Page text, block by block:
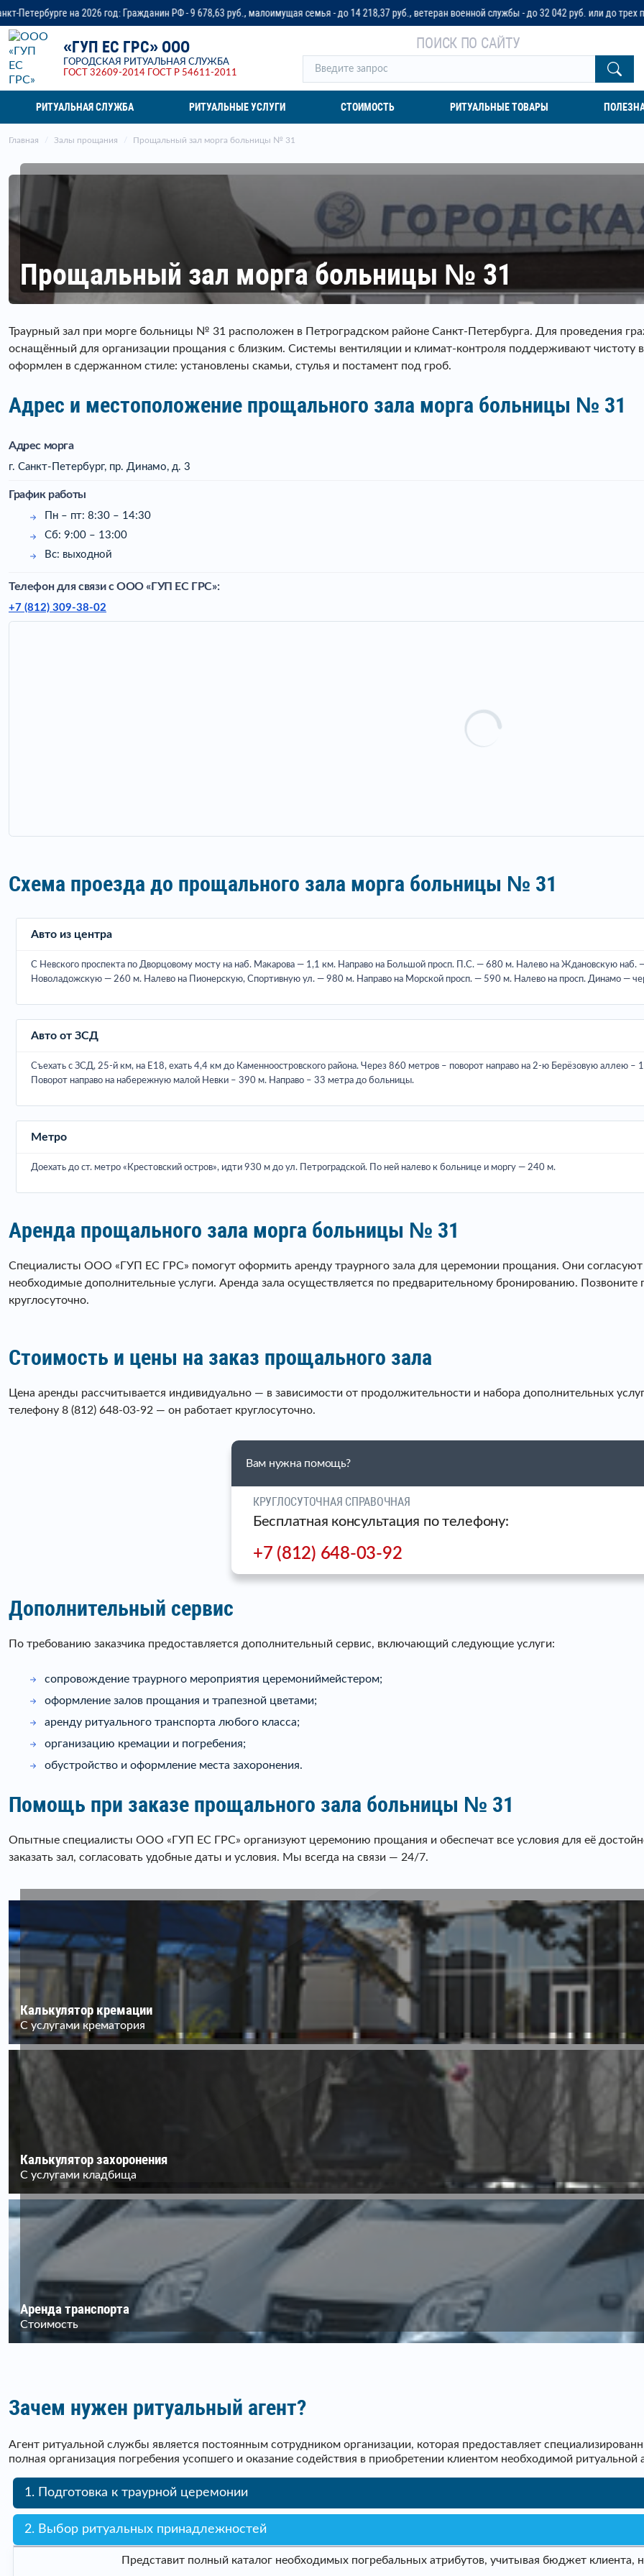
Гражданин РФ - 9 678,63 руб., малоимущая семья - до 14 218,37 руб., ветеран военной службы - до 32 042 руб. или до трех пенсионных окладов
«ГУП ЕС ГРС» ООО
ГОРОДСКАЯ РИТУАЛЬНАЯ СЛУЖБА
ГОСТ 32609-2014
ГОСТ Р 54611-2011
ПОИСК ПО САЙТУ
РИТУАЛЬНАЯ СЛУЖБА РИТУАЛЬНЫЕ УСЛУГИ СТОИМОСТЬ РИТУАЛЬНЫЕ ТОВАРЫ
Главная Залы прощания Прощальный зал морга больницы № 31
Прощальный зал морга больницы № 31
Траурный зал при морге больницы № 31 расположен в Петроградском районе Санкт-Петербурга. Для проведения
оснащённый для организации прощания с близким. Системы вентиляции и климат-контроля поддерживают чистоту
оформлен в сдержанном стиле: установлены скамьи, стулья и постамент под гроб.
Адрес и местоположение прощального зала морга больницы № 31
Адрес морга
г. Санкт-Петербург, пр. Динамо, д. 3
График работы
Пн – пт: 8:30 – 14:30
Сб: 9:00 – 13:00
Вс: выходной
Телефон для связи c ООО «ГУП ЕС ГРС»:
+7 (812) 309-38-02
Схема проезда до прощального зала морга больницы № 31
Авто из центра
С Невского проспекта по Дворцовому мосту на наб. Макарова — 1,1 км. Направо на Большой просп. П.С. — 680 м. Налево на Ждановскую
Новоладожскую — 260 м. Налево на Пионерскую, Спортивную ул. — 980 м. Направо на Морской просп. — 590 м. Налево на просп. Динамо —
Авто от ЗСД
Съехать с ЗСД, 25-й км, на Е18, ехать 4,4 км до Каменноостровского района. Через 860 метров – поворот направо на 2-ю Берёзовую аллею
Поворот направо на набережную малой Невки – 390 м. Направо – 33 метра до больницы.
Метро
Доехать до ст. метро «Крестовский остров», идти 930 м до ул. Петроградской. По ней налево к больнице и моргу — 240 м.
Аренда прощального зала морга больницы № 31
Специалисты ООО «ГУП ЕС ГРС» помогут оформить аренду траурного зала для церемонии прощания. Они согласуют
необходимые дополнительные услуги. Аренда зала осуществляется по предварительному бронированию. Позвоните
круглосуточно.
Стоимость и цены на заказ прощального зала
Цена аренды рассчитывается индивидуально — в зависимости от продолжительности и набора дополнительных
телефону 8 (812) 648-03-92 — он работает круглосуточно.
Вам нужна помощь?
КРУГЛОСУТОЧНАЯ СПРАВОЧНАЯ
Бесплатная консультация по телефону:
+7 (812) 648-03-92
Дополнительный сервис
По требованию заказчика предоставляется дополнительный сервис, включающий следующие услуги:
сопровождение траурного мероприятия церемониймейстером;
оформление залов прощания и трапезной цветами;
аренду ритуального транспорта любого класса;
организацию кремации и погребения;
обустройство и оформление места захоронения.
Помощь при заказе прощального зала больницы № 31
Опытные специалисты ООО «ГУП ЕС ГРС» организуют церемонию прощания и обеспечат все условия для её
заказать зал, согласовать удобные даты и условия. Мы всегда на связи — 24/7.
Калькулятор кремации
С услугами крематория
Калькулятор захоронения
С услугами кладбища
Аренда транспорта
Стоимость
Зачем нужен ритуальный агент?
Агент ритуальной службы является постоянным сотрудником организации, которая предоставляет
полная организация погребения усопшего и оказание содействия в приобретении клиентом необходимой ритуальной
1. Подготовка к траурной церемонии
2. Выбор ритуальных принадлежностей
Представит полный каталог необходимых погребальных атрибутов, учитывая бюджет клиента,